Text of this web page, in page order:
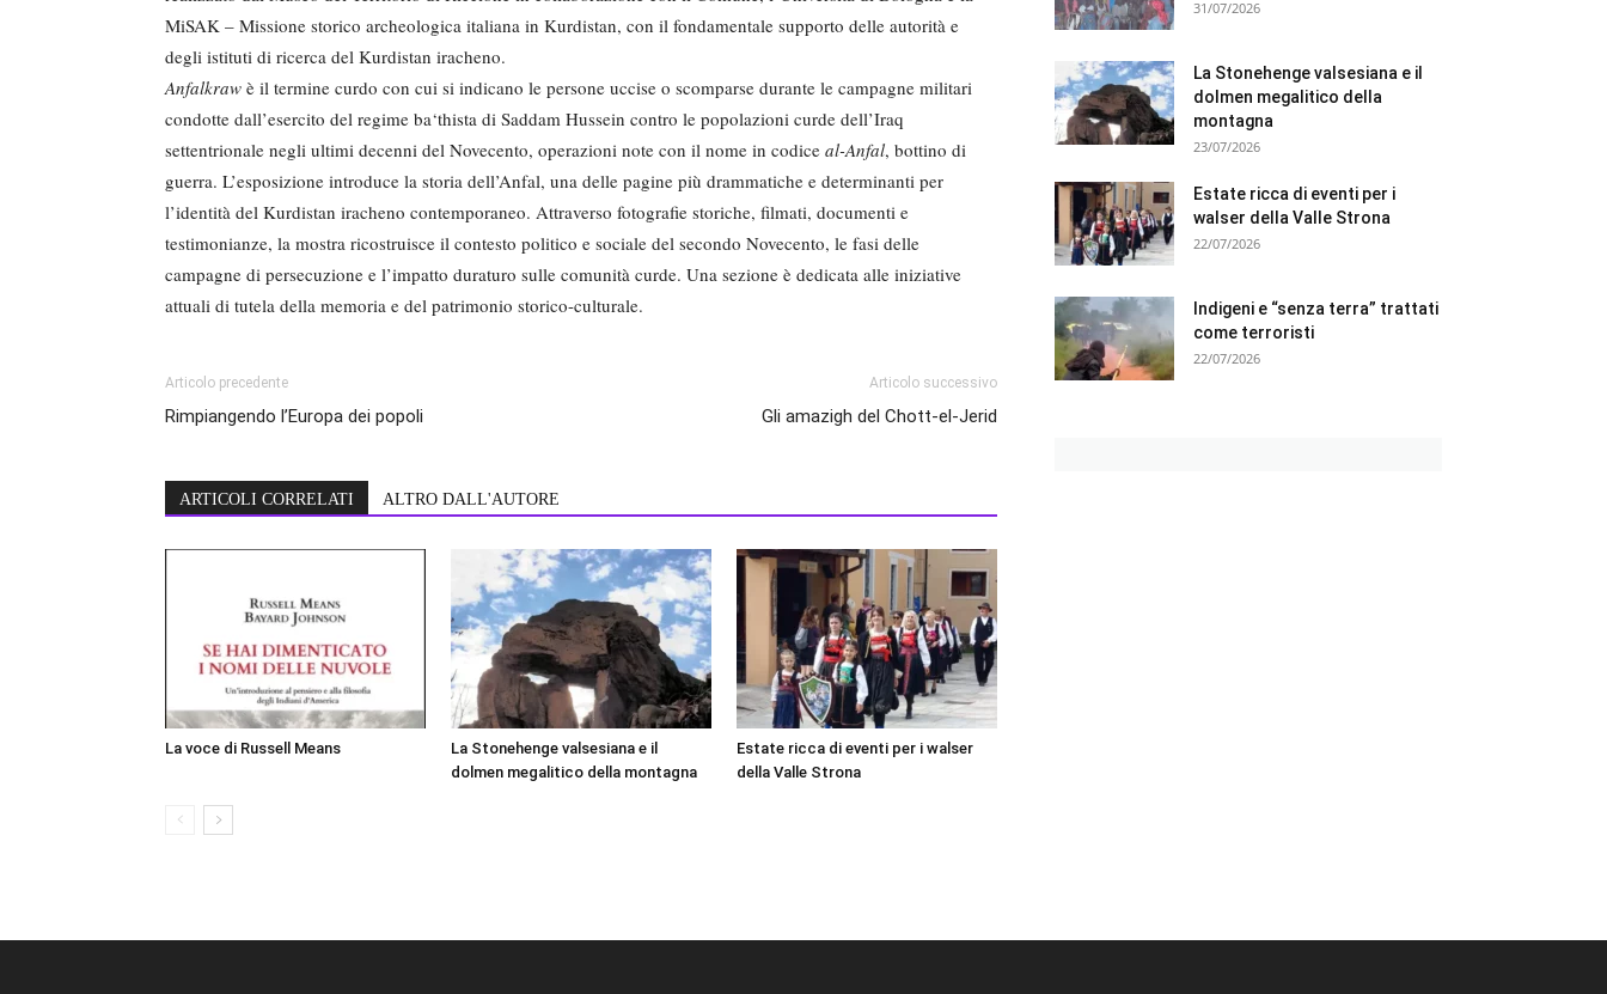
MiSAK – Missione storico archeologica italiana in Kurdistan, con il fondamentale supporto delle autorità e
degli istituti di ricerca del Kurdistan iracheno.
Anfalkraw è il termine curdo con cui si indicano le persone uccise o scomparse durante le campagne militari
condotte dall’esercito del regime ba‘thista di Saddam Hussein contro le popolazioni curde dell’Iraq
settentrionale negli ultimi decenni del Novecento, operazioni note con il nome in codice al-Anfal, bottino di
guerra. L’esposizione introduce la storia dell’Anfal, una delle pagine più drammatiche e determinanti per
l’identità del Kurdistan iracheno contemporaneo. Attraverso fotografie storiche, filmati, documenti e
testimonianze, la mostra ricostruisce il contesto politico e sociale del secondo Novecento, le fasi delle
campagne di persecuzione e l’impatto duraturo sulle comunità curde. Una sezione è dedicata alle iniziative
attuali di tutela della memoria e del patrimonio storico-culturale.
Articolo precedente
Rimpiangendo l’Europa dei popoli
Articolo successivo
Gli amazigh del Chott-el-Jerid
ARTICOLI CORRELATI ALTRO DALL'AUTORE
La voce di Russell Means
La Stonehenge valsesiana e il
dolmen megalitico della montagna
Estate ricca di eventi per i walser
della Valle Strona
31/07/2026
La Stonehenge valsesiana e il
dolmen megalitico della
montagna
23/07/2026
Estate ricca di eventi per i
walser della Valle Strona
22/07/2026
Indigeni e “senza terra” trattati
come terroristi
22/07/2026